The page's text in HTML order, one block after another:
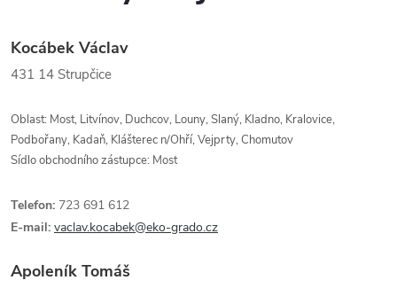
Kocábek Václav
431 14 Strupčice
Oblast: Most, Litvínov, Duchcov, Louny, Slaný, Kladno, Kralovice,
Podbořany, Kadaň, Klášterec n/Ohří, Vejprty, Chomutov
Sídlo obchodního zástupce: Most
Telefon: 723 691 612
E-mail: vaclav.kocabek@eko-grado.cz
Apoleník Tomáš